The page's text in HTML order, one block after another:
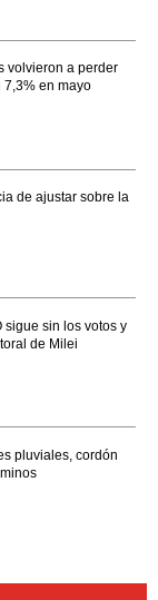
volvieron a perder
en mayo
de ajustar sobre la
sigue sin los votos y
de Milei
pluviales, cordón